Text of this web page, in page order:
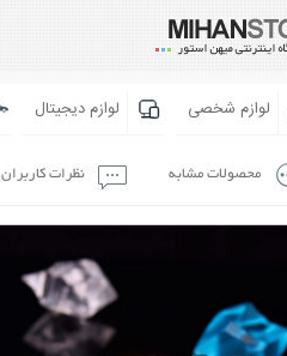
لوازم شخصی لوازم دیجیتال
محصولات مشابه نظرات کاربران